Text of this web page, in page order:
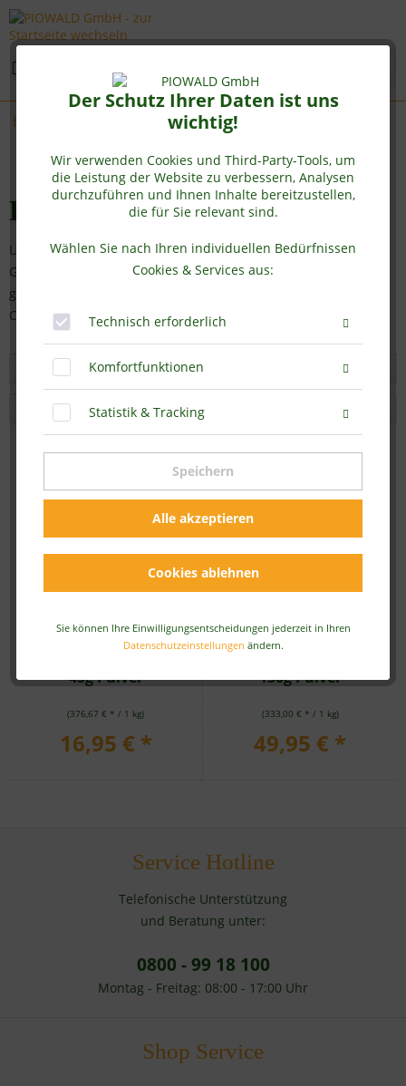
Der Schutz Ihrer Daten ist uns
wichtig!
Wir verwenden Cookies und Third-Party-Tools, um
die Leistung der Website zu verbessern, Analysen
durchzuführen und Ihnen Inhalte bereitzustellen,
die für Sie relevant sind.
Wählen Sie nach Ihren individuellen Bedürfnissen
Cookies & Services aus:
Technisch erforderlich
Komfortfunktionen
Statistik & Tracking
Speichern
Alle akzeptieren
Cookies ablehnen
Sie können Ihre Einwilligungsentscheidungen jederzeit in Ihren
Datenschutzeinstellungen ändern.
Bio Gerstengrassaft
Bio Gerstengrassaft Pulver
Unser Bio Gerstengras Saft Pulver wird aus frischem, jungem
Gerstengras gewonnen, schonend entsaftet und zu Pulver
getrocknet. So bleiben die wertvollen Nährstoffe wie
Chlorophyll,...mehr erfahren »
45g Pulver
(376,67 € * / 1 kg)
16,95 € *
150g Pulver
(333,00 € * / 1 kg)
49,95 € *
Service Hotline
Telefonische Unterstützung
und Beratung unter:
0800 - 99 18 100
Montag - Freitag: 08:00 - 17:00 Uhr
Shop Service